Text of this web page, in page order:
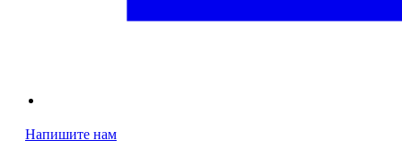
Напишите нам